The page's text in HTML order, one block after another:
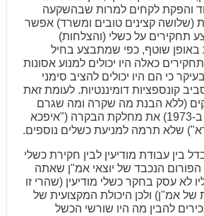
והפקת לקחים למרות שבהשקעה
(שלושה קצינים טובים ומשרד) אפשר
תחקירים על כשלי (והצלחות)
באופן שוטף, כפי שמתבצע בחיל
תחקירים כאלה היו יכולים למנוע אסונות
כי הם היו יכולים להציב סימני
קונספציות דומיננטיות. לעומת זאת
(ללא הבנת מה שקרה ומה שגרם
למחדל ב-1973) את מחלקת הבקרה ("איפכא
שלא תרמה למניעת כשלים נוספים.
בין עבודת מודיעין לבין חקירת כשלי
הפורום הנכבד של יוצאי אמ"ן שאתה
לא עסק בחקר כשלי מודיעין (שהרי זו
של אמ"ן) ולכן היכולת המקצועית של
להבין מה היו שורשי הכשל